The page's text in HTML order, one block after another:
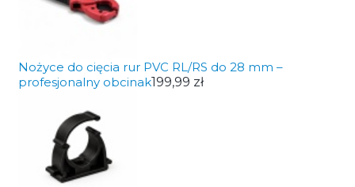
Nożyce do cięcia rur PVC RL/RS do 28 mm –
profesjonalny obcinak199,99 zł